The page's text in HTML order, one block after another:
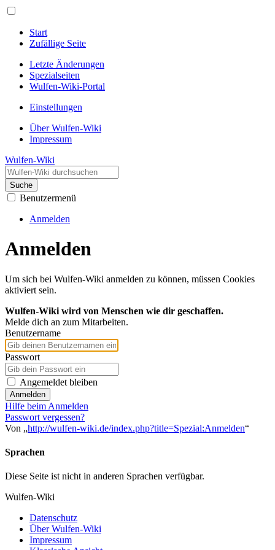
Start
Zufällige Seite
Letzte Änderungen
Spezialseiten
Wulfen-Wiki-Portal
Einstellungen
Über Wulfen-Wiki
Impressum
Wulfen-Wiki
Suche
Benutzermenü
Anmelden
Anmelden
Um sich bei Wulfen-Wiki anmelden zu können, müssen Cookies
aktiviert sein.
Wulfen-Wiki wird von Menschen wie dir geschaffen.
Melde dich an zum Mitarbeiten.
Benutzername
Passwort
Angemeldet bleiben
Anmelden
Hilfe beim Anmelden
Passwort vergessen?
Von „http://wulfen-wiki.de/index.php?title=Spezial:Anmelden“
Sprachen
Diese Seite ist nicht in anderen Sprachen verfügbar.
Wulfen-Wiki
Datenschutz
Über Wulfen-Wiki
Impressum